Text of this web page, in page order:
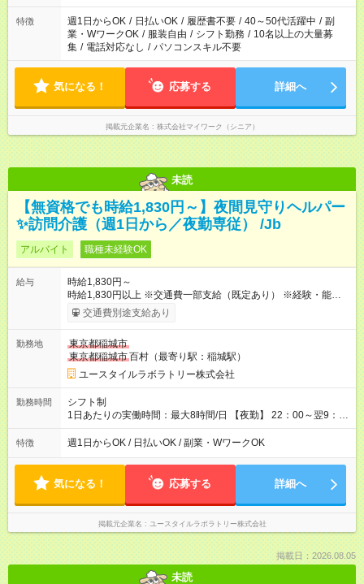
特徴 週1日からOK / 日払いOK / 履歴書不要 / 40～50代活躍中 / 副
業・WワークOK / 服装自由 / シフト勤務 / 10名以上の大量募
集 / 電話対応なし / パソコンスキル不要
気になる！ 応募する 詳細へ
掲載元企業名 株式会社マイワーク（シニア）
未読
【無資格でも時給1,830円～】夜間見守りヘルパー
✨訪問介護（週1日から／夜勤専従） /Jb
アルバイト 職種未経験OK
給与
時給1,830円～
時給1,830円以上 ※交通費一部支給（既定あり） ※経験・能力を
考慮して決定します 【収入例】 週1回勤務の場合：1,830円×8時
間×4回=5万8,560円 週3回勤務の場合：1,830円×8時間×12回
月 ※ 雇用形態と給与に、本採用時と異なる部分があります。 雇
用形態：本採用時と同じです。 給与：時給 1,660円以上
交通費別途支給あり
勤務地
東京都稲城市
東京都稲城市百村（最寄り駅：稲城駅）
ユースタイルラボラトリー株式会社
勤務時間
シフト制
1日あたりの実働時間：最大8時間/日 【夜勤】 22：00～翌9：
00 ※週1日～OK ／ 夜勤専従 ＊＊ 勤務時間例 ＊＊ ■22時か
ら翌7時 ■23時から翌8時 ■24時から翌9時 など ※上記の時間
ます。 ※曜日固定（毎週同じ曜日での勤務となります）
特徴 週1日からOK / 日払いOK / 副業・WワークOK
気になる！ 応募する 詳細へ
掲載元企業名 ユースタイルラボラトリー株式会社
掲載日：2026.08.05
未読